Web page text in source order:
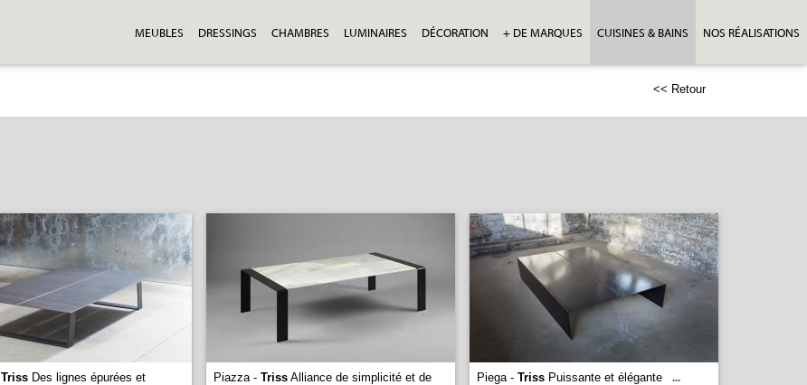
MEUBLES DRESSINGS CHAMBRES LUMINAIRES DÉCORATION + DE MARQUES CUISINES & BAINS NOS RÉALISATIONS
<< Retour
Triss Des lignes épurées et
Piazza - Triss Alliance de simplicité et de
Piega - Triss Puissante et élégante
...